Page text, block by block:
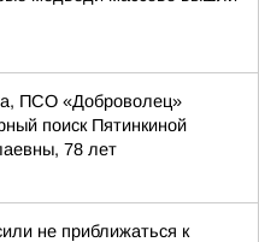
ПСО «Доброволец»
поиск Пятинкиной
78 лет
не приближаться к